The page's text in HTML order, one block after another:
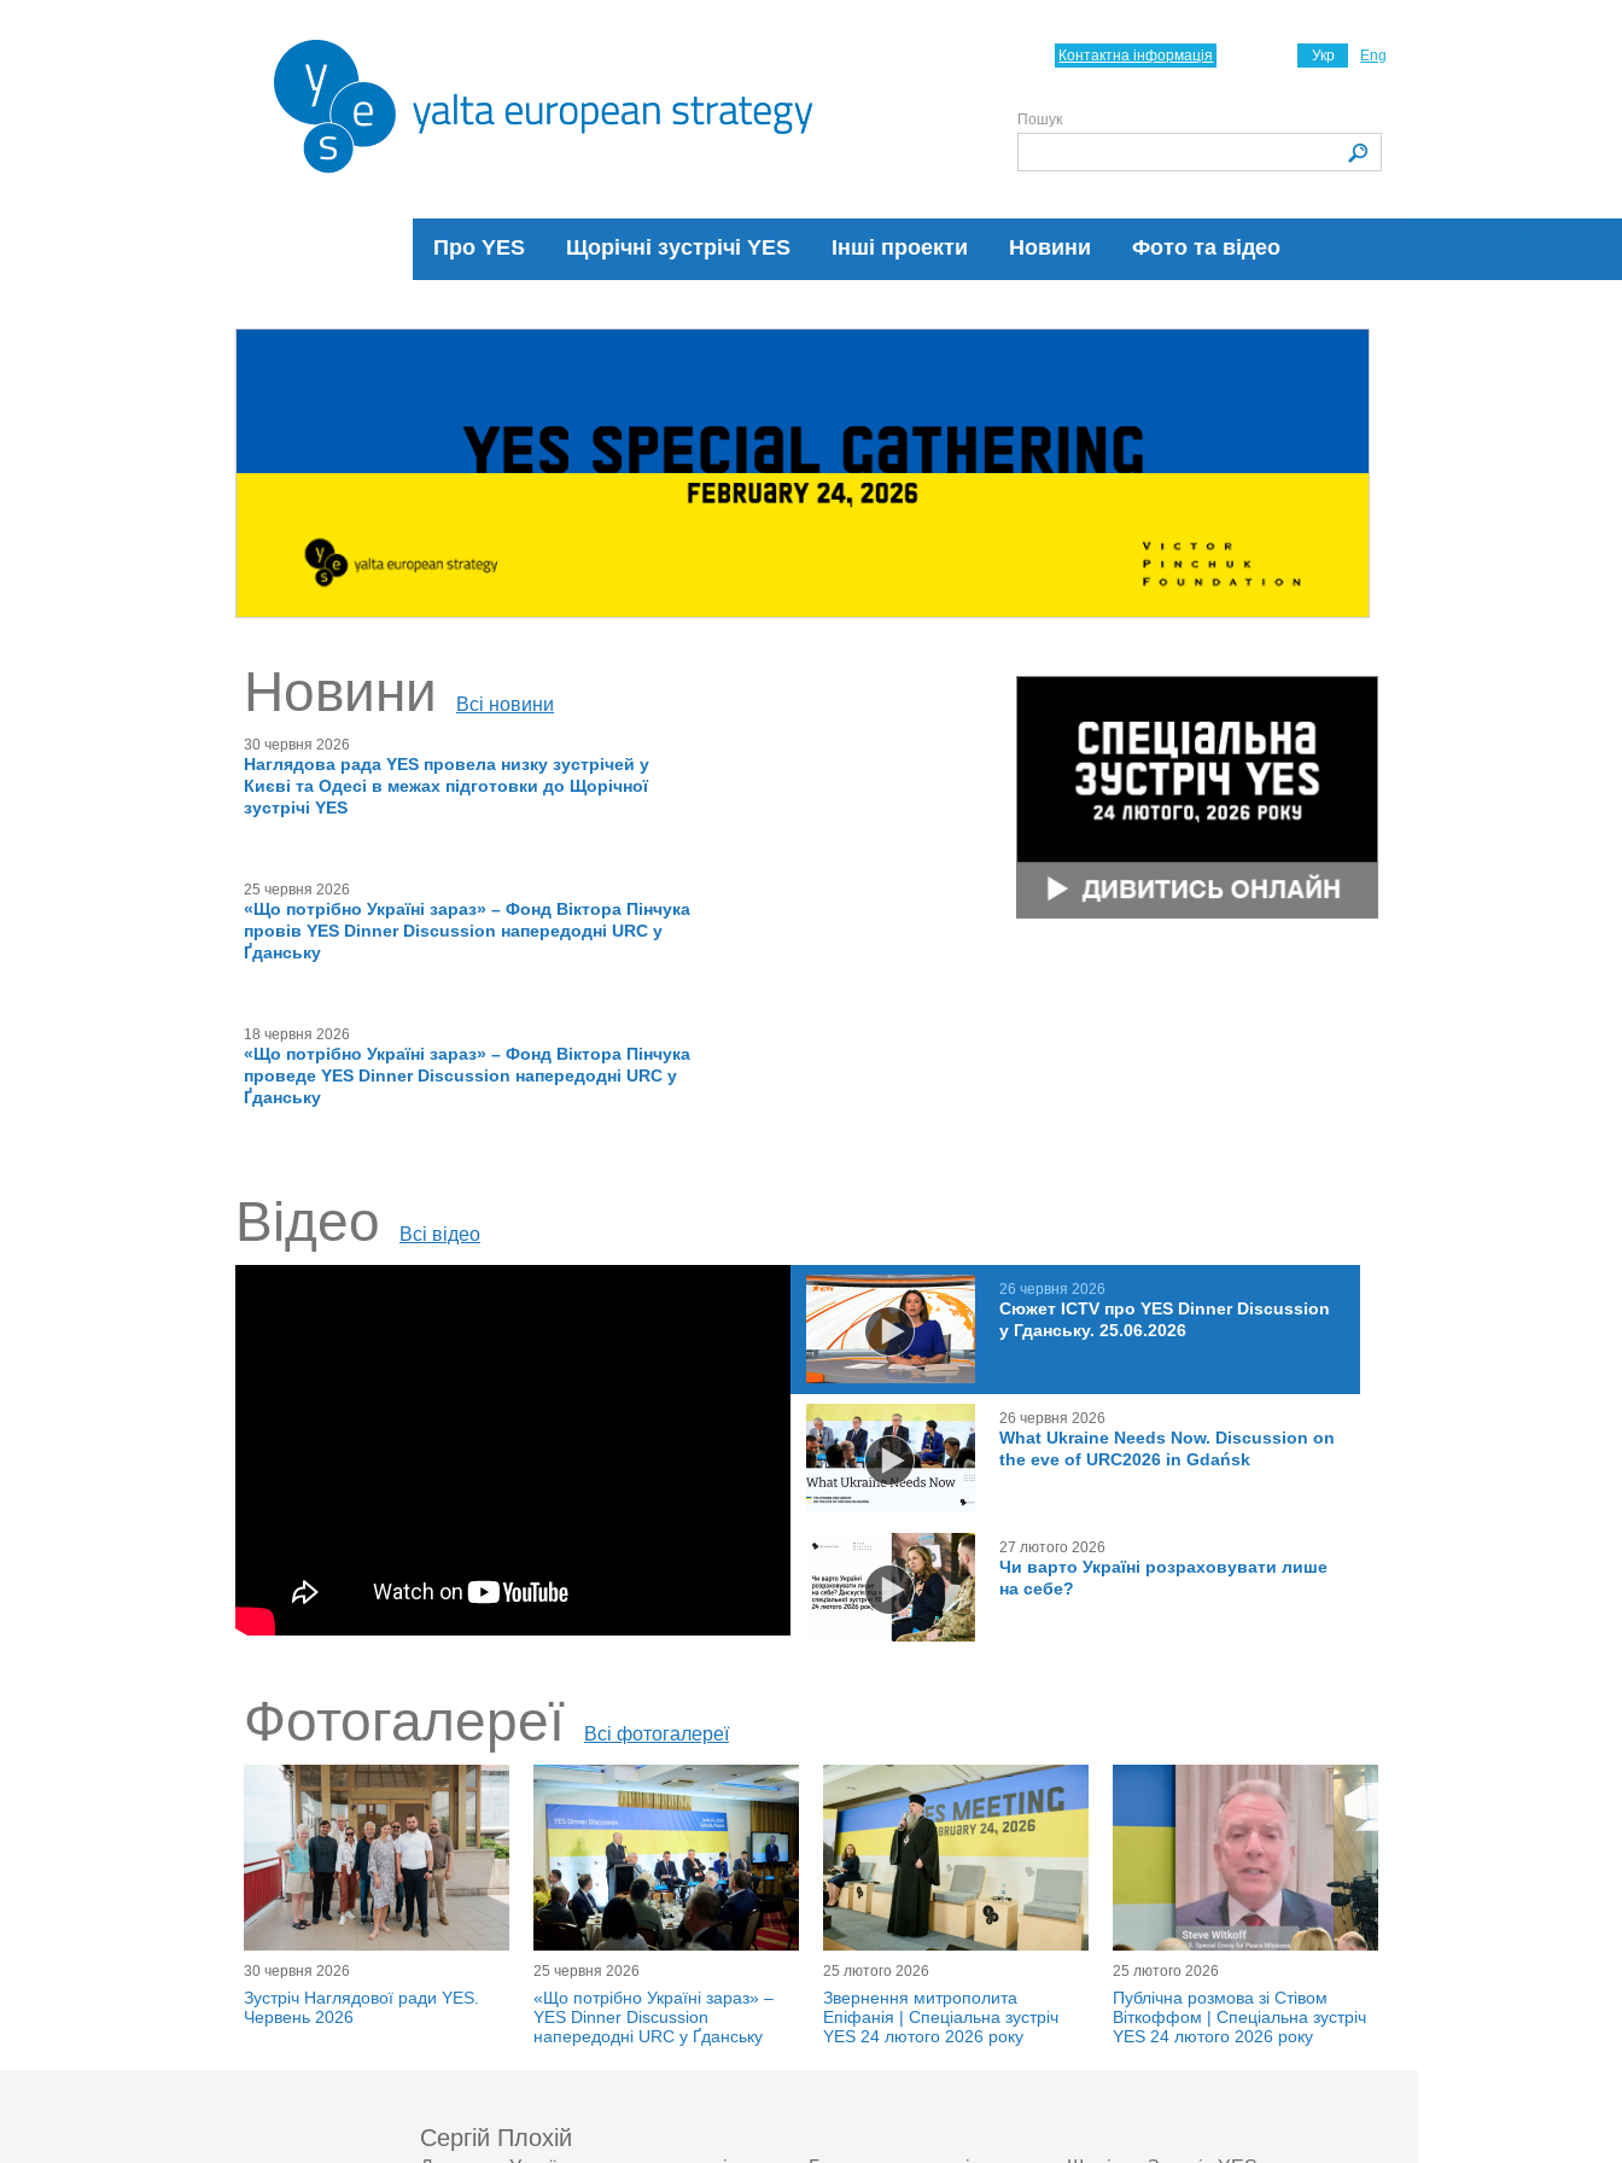
Про YES Щорічні зустрічі YES Інші проекти Новини Фото та відео
Укр Eng
Контактна інформація
Пошук
Новини Всі новини
30 червня 2026
Наглядова рада YES провела низку зустрічей у
Києві та Одесі в межах підготовки до Щорічної
зустрічі YES
25 червня 2026
«Що потрібно Україні зараз» – Фонд Віктора Пінчука
провів YES Dinner Discussion напередодні URC у
Ґданську
18 червня 2026
«Що потрібно Україні зараз» – Фонд Віктора Пінчука
проведе YES Dinner Discussion напередодні URC у
Ґданську
Відео Всі відео
26 червня 2026
Сюжет ICTV про YES Dinner Discussion
у Гданську. 25.06.2026
26 червня 2026
What Ukraine Needs Now. Discussion on
the eve of URC2026 in Gdańsk
27 лютого 2026
Чи варто Україні розраховувати лише
на себе?
Фотогалереї Всі фотогалереї
30 червня 2026
Зустріч Наглядової ради YES.
Червень 2026
25 червня 2026
«Що потрібно Україні зараз» –
YES Dinner Discussion
напередодні URC у Ґданську
25 лютого 2026
Звернення митрополита
Епіфанія | Спеціальна зустріч
YES 24 лютого 2026 року
25 лютого 2026
Публічна розмова зі Стівом
Віткоффом | Спеціальна зустріч
YES 24 лютого 2026 року
Сергій Плохій